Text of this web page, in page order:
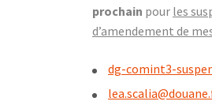
prochain pour les
d’amendement de
dg-comint3-